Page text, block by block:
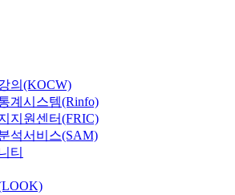
의(KOCW)
계시스템(Rinfo)
지원센터(FRIC)
석서비스(SAM)
티